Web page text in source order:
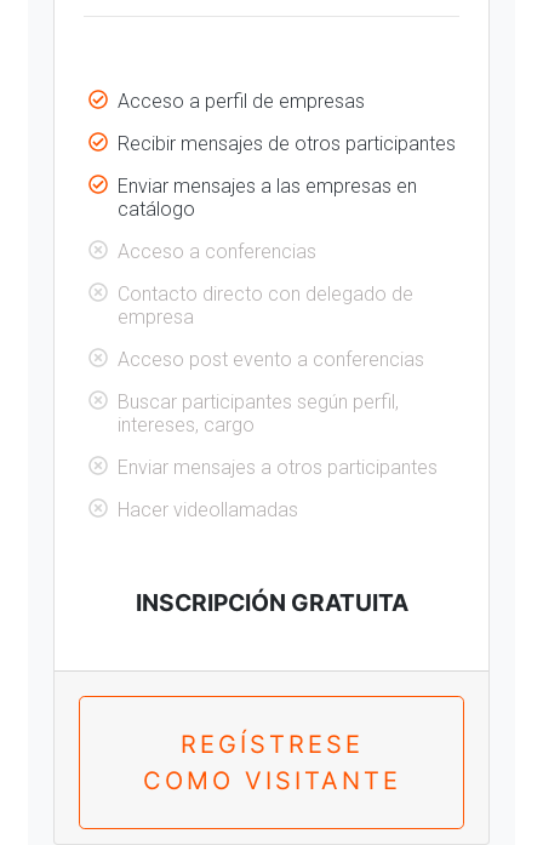
Acceso a perfil de empresas
Recibir mensajes de otros participantes
Enviar mensajes a las empresas en
catálogo
Acceso a conferencias
Contacto directo con delegado de
empresa
Acceso post evento a conferencias
Buscar participantes según perfil,
intereses, cargo
Enviar mensajes a otros participantes
Hacer videollamadas
INSCRIPCIÓN GRATUITA
REGÍSTRESE
COMO VISITANTE